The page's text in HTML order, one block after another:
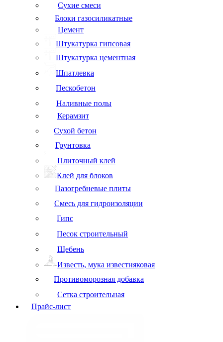
Сухие смеси
Блоки газосиликатные
Цемент
Штукатурка гипсовая
Штукатурка цементная
Шпатлевка
Пескобетон
Наливные полы
Керамзит
Сухой бетон
Грунтовка
Плиточный клей
Клей для блоков
Пазогребневые плиты
Смесь для гидроизоляции
Гипс
Песок строительный
Щебень
Известь, мука известняковая
Противоморозная добавка
Сетка строительная
Прайс-лист